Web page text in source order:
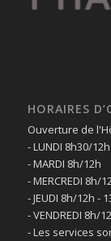
HORAIRES
Ouverture de
- LUNDI 8h30/
- MARDI 8h/12h
- MERCREDI 8h/
- JEUDI 8h/12h -
- VENDREDI 8h/
- Les services